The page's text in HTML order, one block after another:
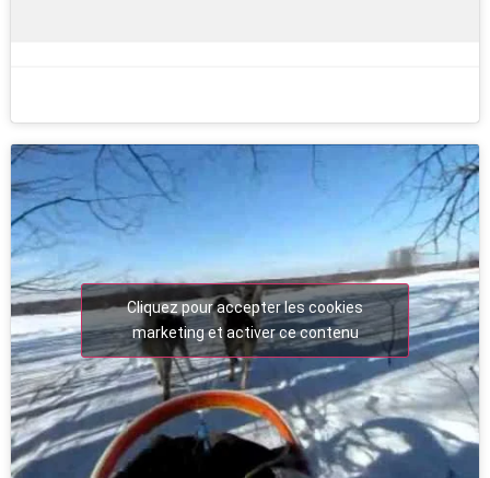
Cliquez pour accepter les cookies
marketing et activer ce contenu